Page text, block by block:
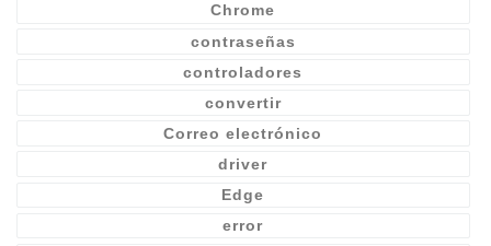
Chrome
contraseñas
controladores
convertir
Correo electrónico
driver
Edge
error